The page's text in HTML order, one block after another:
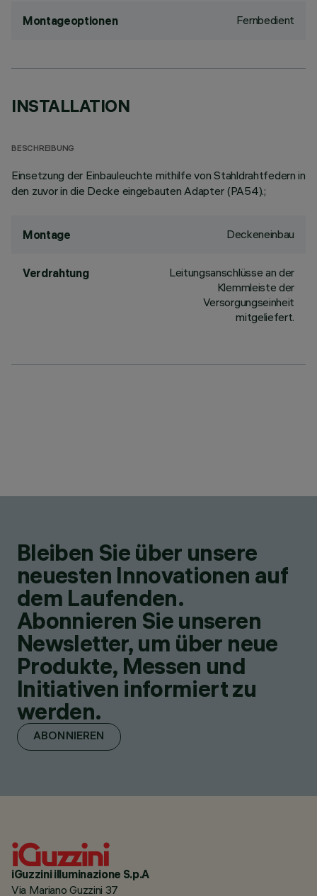
Montageoptionen Fernbedient
INSTALLATION
BESCHREIBUNG
Einsetzung der Einbauleuchte mithilfe von Stahldrahtfedern in
den zuvor in die Decke eingebauten Adapter (PA54).;
Montage Deckeneinbau
Verdrahtung
Leitungsanschlüsse an der
Klemmleiste der
Versorgungseinheit
mitgeliefert.
Bleiben Sie über unsere
neuesten Innovationen auf
dem Laufenden.
Abonnieren Sie unseren
Newsletter, um über neue
Produkte, Messen und
Initiativen informiert zu
werden.
ABONNIEREN
iGuzzini illuminazione S.p.A
Via Mariano Guzzini 37